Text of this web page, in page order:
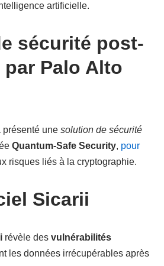
artificielle.
sécurité post-
Palo Alto
présenté une solution de sécurité
Quantum-Safe Security, pour
risques liés à la cryptographie.
Sicarii
révèle des vulnérabilités
les données irrécupérables après